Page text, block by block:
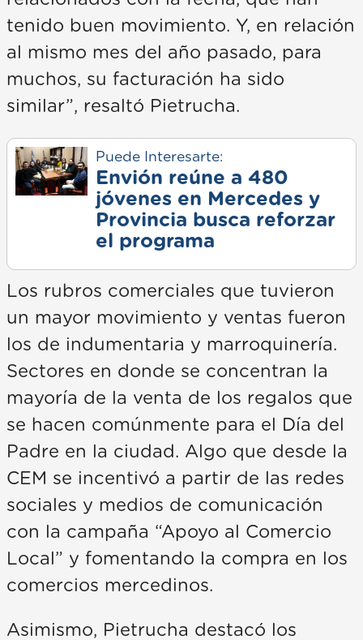
tenido buen movimiento. Y, en relación
al mismo mes del año pasado, para
muchos, su facturación ha sido
similar”, resaltó Pietrucha.
Puede Interesarte:
Envión reúne a 480
jóvenes en Mercedes y
Provincia busca reforzar
el programa
Los rubros comerciales que tuvieron
un mayor movimiento y ventas fueron
los de indumentaria y marroquinería.
Sectores en donde se concentran la
mayoría de la venta de los regalos que
se hacen comúnmente para el Día del
Padre en la ciudad. Algo que desde la
CEM se incentivó a partir de las redes
sociales y medios de comunicación
con la campaña “Apoyo al Comercio
Local” y fomentando la compra en los
comercios mercedinos.
Asimismo, Pietrucha destacó los